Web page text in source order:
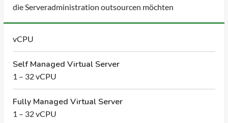
die Serveradministration outsourcen möchten
vCPU
Self Managed Virtual Server
1 – 32 vCPU
Fully Managed Virtual Server
1 – 32 vCPU